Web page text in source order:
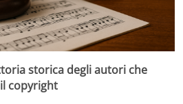
storica degli autori che
copyright